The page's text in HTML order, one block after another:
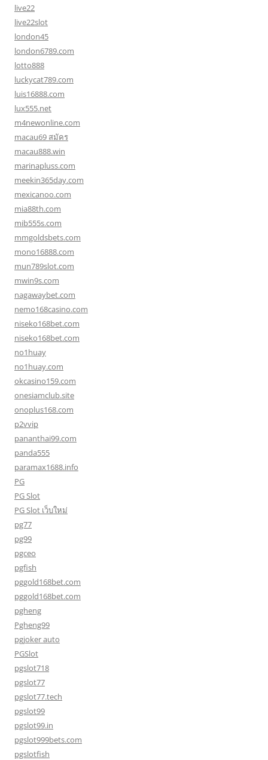
live22
live22slot
london45
london6789.com
lotto888
luckycat789.com
luis16888.com
lux555.net
m4newonline.com
macau69 สมัคร
macau888.win
marinapluss.com
meekin365day.com
mexicanoo.com
mia88th.com
mib555s.com
mmgoldsbets.com
mono16888.com
mun789slot.com
mwin9s.com
nagawaybet.com
nemo168casino.com
niseko168bet.com
niseko168bet.com
no1huay
no1huay.com
okcasino159.com
onesiamclub.site
onoplus168.com
p2vvip
pananthai99.com
panda555
paramax1688.info
PG
PG Slot
PG Slot เว็บใหม่
pg77
pg99
pgceo
pgfish
pggold168bet.com
pggold168bet.com
pgheng
Pgheng99
pgjoker auto
PGSlot
pgslot718
pgslot77
pgslot77.tech
pgslot99
pgslot99.in
pgslot999bets.com
pgslotfish